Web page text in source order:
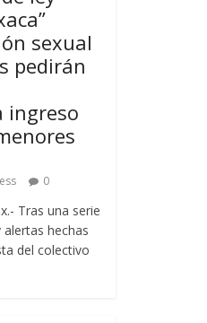
sexual
pedirán
ingreso
0
Tras una serie
hechas
del colectivo